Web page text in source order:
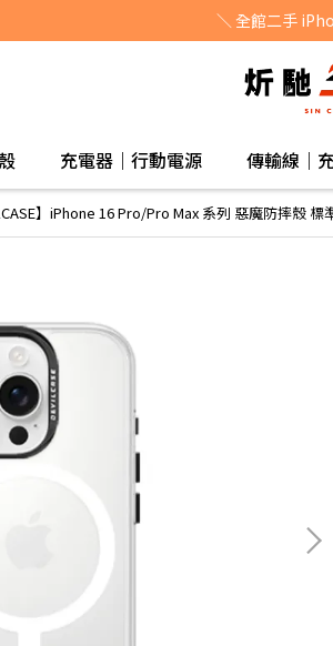
＼ 全館二手
充電器｜行動電源 傳輸線｜
】iPhone 16 Pro/Pro Max 系列 惡魔防摔殼